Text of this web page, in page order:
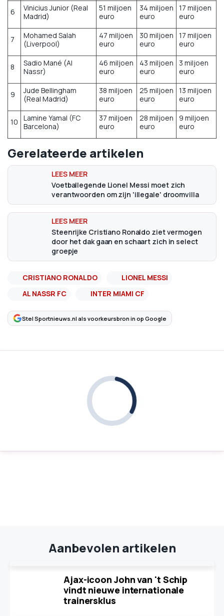
6
Vinicius Junior (Real
Madrid)
51 miljoen
euro
34 miljoen
euro
17 miljoen
euro
7
Mohamed Salah
(Liverpool)
47 miljoen
euro
30 miljoen
euro
17 miljoen
euro
8
Sadio Mané (Al
Nassr)
46 miljoen
euro
43 miljoen
euro
3 miljoen
euro
9
Jude Bellingham
(Real Madrid)
38 miljoen
euro
25 miljoen
euro
13 miljoen
euro
10
Lamine Yamal (FC
Barcelona)
37 miljoen
euro
28 miljoen
euro
9 miljoen
euro
Gerelateerde artikelen
Voetballegende Lionel Messi moet zich
verantwoorden om zijn 'illegale' droomvilla
Steenrijke Cristiano Ronaldo ziet vermogen
door het dak gaan en schaart zich in select
groepje
CRISTIANO RONALDO
LIONEL MESSI
AL NASSR FC
INTER MIAMI CF
Stel Sportnieuws.nl als voorkeursbron in op Google
Aanbevolen artikelen
Ajax-icoon John van 't Schip
vindt nieuwe internationale
trainersklus